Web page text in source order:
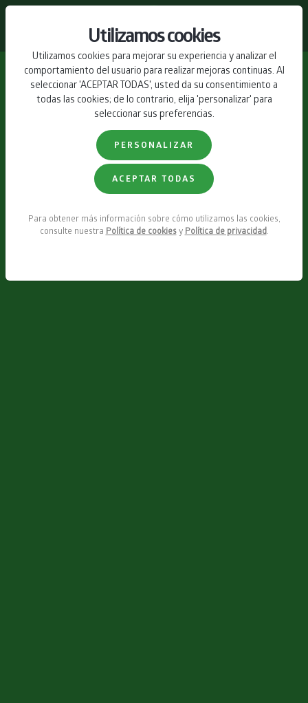
Utilizamos cookies
Utilizamos cookies para mejorar su experiencia y analizar el
comportamiento del usuario para realizar mejoras continuas. Al
seleccionar 'ACEPTAR TODAS', usted da su consentimiento a
todas las cookies; de lo contrario, elija 'personalizar' para
seleccionar sus preferencias.
PERSONALIZAR
ACEPTAR TODAS
Para obtener más información sobre cómo utilizamos las cookies,
consulte nuestra Política de cookiesy Política de privacidad.